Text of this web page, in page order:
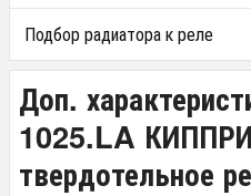
Подбор радиатора к реле
Доп.
1025.LA
твердотельное